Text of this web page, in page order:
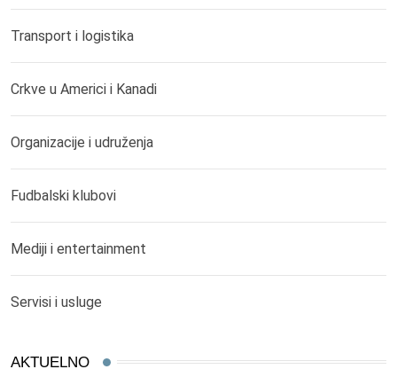
Transport i logistika
Crkve u Americi i Kanadi
Organizacije i udruženja
Fudbalski klubovi
Mediji i entertainment
Servisi i usluge
AKTUELNO